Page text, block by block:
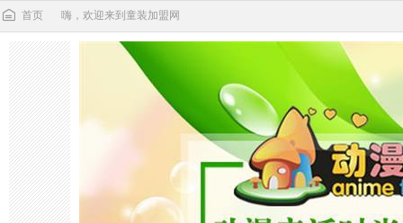
首页 嗨，欢迎来到童装加盟网